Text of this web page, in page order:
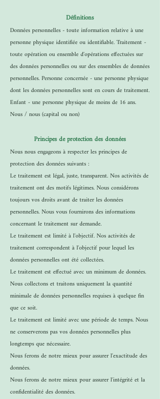
Définitions
Données personnelles - toute information relative à une
personne physique identifiée ou identifiable. Traitement -
toute opération ou ensemble d'opérations effectuées sur
des données personnelles ou sur des ensembles de données
personnelles. Personne concernée - une personne physique
dont les données personnelles sont en cours de traitement.
Enfant - une personne physique de moins de 16 ans.
Nous / nous (capital ou non)
Principes de protection des données
Nous nous engageons à respecter les principes de
protection des données suivants :
Le traitement est légal, juste, transparent. Nos activités de
traitement ont des motifs légitimes. Nous considérons
toujours vos droits avant de traiter les données
personnelles. Nous vous fournirons des informations
concernant le traitement sur demande.
Le traitement est limité à l'objectif. Nos activités de
traitement correspondent à l'objectif pour lequel les
données personnelles ont été collectées.
Le traitement est effectué avec un minimum de données.
Nous collectons et traitons uniquement la quantité
minimale de données personnelles requises à quelque fin
que ce soit.
Le traitement est limité avec une période de temps. Nous
ne conserverons pas vos données personnelles plus
longtemps que nécessaire.
Nous ferons de notre mieux pour assurer l'exactitude des
données.
Nous ferons de notre mieux pour assurer l'intégrité et la
confidentialité des données.